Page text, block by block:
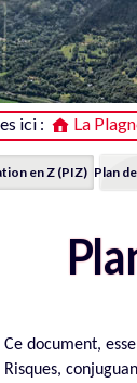
ici : La
en Z (PIZ) Plan
Ce document,
Risques,